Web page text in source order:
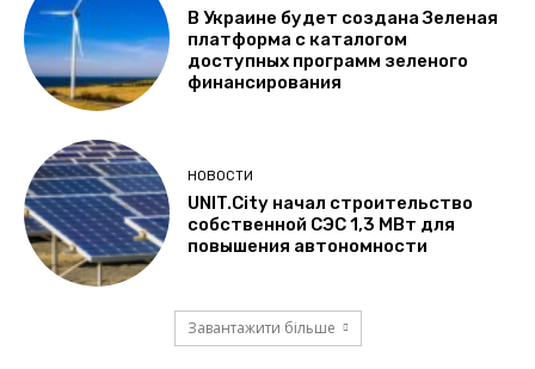
В Украине будет создана Зеленая
платформа с каталогом
доступных программ зеленого
финансирования
НОВОСТИ
UNIT.City начал строительство
собственной СЭС 1,3 МВт для
повышения автономности
Завантажити більше